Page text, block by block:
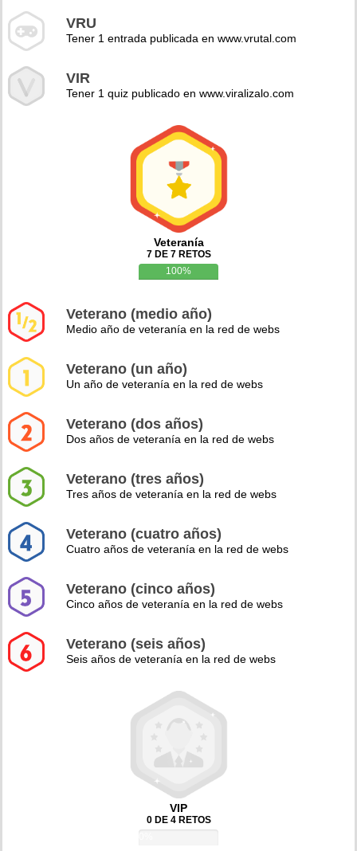
VRU
Tener 1 entrada publicada en www.vrutal.com
VIR
Tener 1 quiz publicado en www.viralizalo.com
Veteranía
7 DE 7 RETOS
100%
Veterano (medio año)
Medio año de veteranía en la red de webs
Veterano (un año)
Un año de veteranía en la red de webs
Veterano (dos años)
Dos años de veteranía en la red de webs
Veterano (tres años)
Tres años de veteranía en la red de webs
Veterano (cuatro años)
Cuatro años de veteranía en la red de webs
Veterano (cinco años)
Cinco años de veteranía en la red de webs
Veterano (seis años)
Seis años de veteranía en la red de webs
VIP
0 DE 4 RETOS